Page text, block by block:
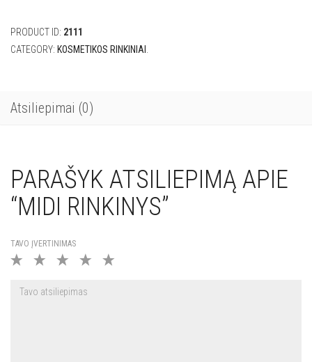
PRODUCT ID: 2111
CATEGORY: KOSMETIKOS RINKINIAI .
Atsiliepimai (0)
PARAŠYK ATSILIEPIMĄ APIE
“MIDI RINKINYS”
TAVO ĮVERTINIMAS
1 2 3 4 5